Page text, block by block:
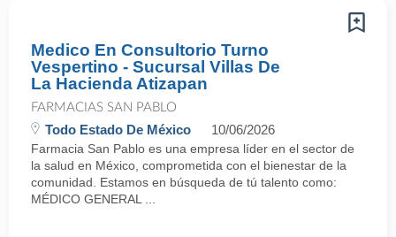
Medico En Consultorio Turno
Vespertino - Sucursal Villas De
La Hacienda Atizapan
FARMACIAS SAN PABLO
Todo Estado De México 10/06/2026
Farmacia San Pablo es una empresa líder en el sector de
la salud en México, comprometida con el bienestar de la
comunidad. Estamos en búsqueda de tú talento como:
MÉDICO GENERAL ...